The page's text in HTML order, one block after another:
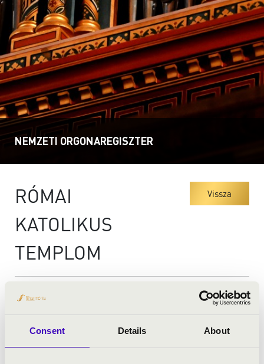
Consent Details About
NEMZETI ORGONAREGISZTER
RÓMAI
KATOLIKUS
TEMPLOM
Vissza